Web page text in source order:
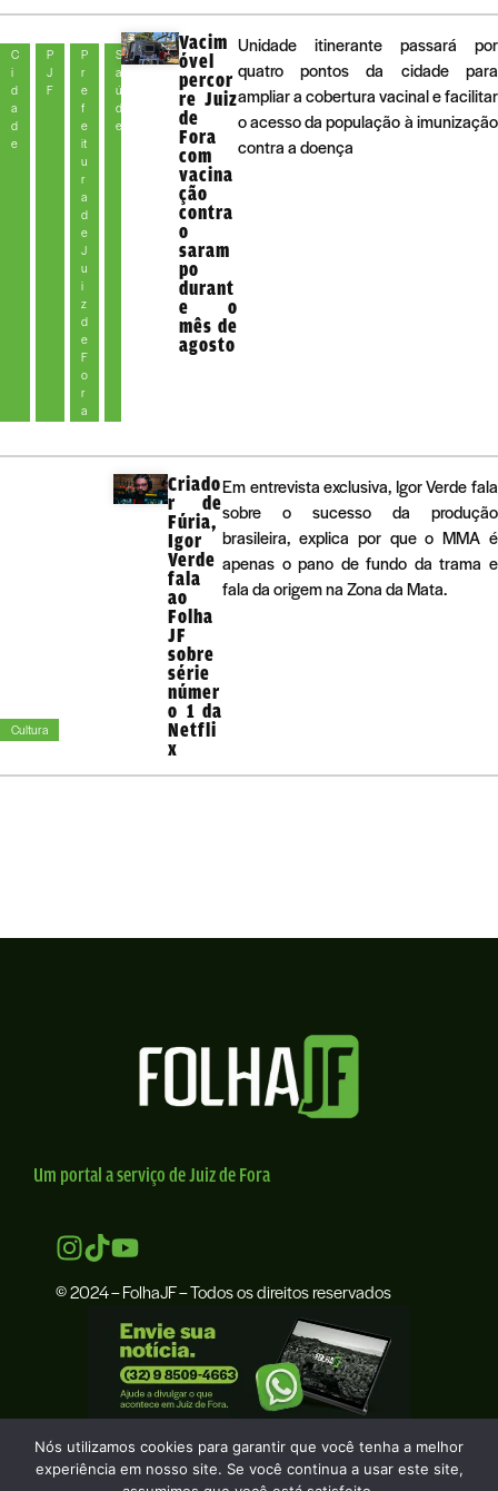
C
i
d
a
d
e
P
J
F
P
r
e
f
e
it
u
r
a
d
e
J
u
i
z
d
e
F
o
r
a
S
a
ú
d
e
Vacim
óvel
percor
re Juiz
de
Fora
com
vacina
ção
contra
o
saram
po
durant
e o
mês de
agosto
Unidade itinerante passará por
quatro pontos da cidade para
ampliar a cobertura vacinal e facilitar
o acesso da população à imunização
contra a doença
Cultura
Criado
r de
Fúria,
Igor
Verde
fala
ao
Folha
JF
sobre
série
númer
o 1 da
Netfli
x
Em entrevista exclusiva, Igor Verde fala
sobre o sucesso da produção
brasileira, explica por que o MMA é
apenas o pano de fundo da trama e
fala da origem na Zona da Mata.
Um portal a serviço de Juiz de Fora
© 2024 – FolhaJF – Todos os direitos reservados
Nós utilizamos cookies para garantir que você tenha a melhor
experiência em nosso site. Se você continua a usar este site,